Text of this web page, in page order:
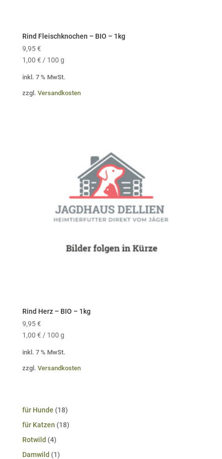
Rind Fleischknochen – BIO – 1kg
9,95€
1,00 € / 100 g
inkl. 7 % MwSt.
zzgl. Versandkosten
Rind Herz – BIO – 1kg
9,95€
1,00 € / 100 g
inkl. 7 % MwSt.
zzgl. Versandkosten
für Hunde 1818
Produkte
für Katzen 1818
Rotwild 44
Produkte
Damwild 11